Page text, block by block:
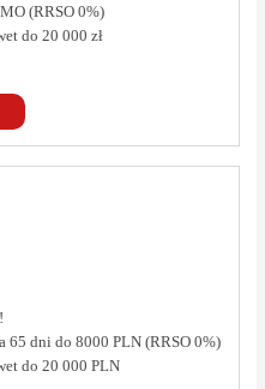
(RRSO 0%)
do 20 000 zł
65 dni do 8000 PLN (RRSO 0%)
do 20 000 PLN